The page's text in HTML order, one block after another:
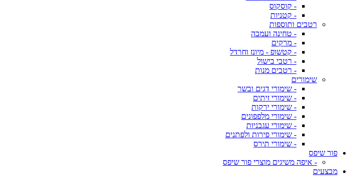
- קוסקוס
- קטניות
רטבים ותוספות
- טחינה ועמבה
- מרקים
- קטשופ - מיונז וחרדל
- רטבי בישול
- רטבים מנות
שימורים
- שימורי דגים ובשר
- שימורי זיתים
- שימורי ירקות
- שימורי מלפפונים
- שימורי עגבניות
- שימורי פירות ולפתנים
- שימורי תירס
פור שיפס
- איפה משיגים מוצרי פור שיפס
מבצעים